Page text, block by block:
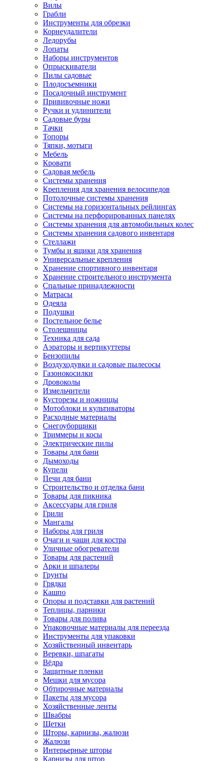
Вилы
Грабли
Инструменты для обрезки
Корнеудалители
Ледорубы
Лопаты
Наборы инструментов
Опрыскиватели
Пилы садовые
Плодосъемники
Посадочный инструмент
Прививочные ножи
Ручки и удлинители
Садовые буры
Тачки
Топоры
Тяпки, мотыги
Мебель
Кровати
Садовая мебель
Системы хранения
Крепления для хранения велосипедов
Потолочные системы хранения
Системы на горизонтальных рейлингах
Системы на перфорированных панелях
Системы хранения для автомобильных колес
Системы хранения садового инвентаря
Стеллажи
Тумбы и ящики для хранения
Универсальные крепления
Хранение спортивного инвентаря
Хранение строительного инструмента
Спальные принадлежности
Матрасы
Одеяла
Подушки
Постельное белье
Столешницы
Техника для сада
Аэраторы и вертикуттеры
Бензопилы
Воздуходувки и садовые пылесосы
Газонокосилки
Дровоколы
Измельчители
Кусторезы и ножницы
Мотоблоки и культиваторы
Расходные материалы
Снегоуборщики
Триммеры и косы
Электрические пилы
Товары для бани
Дымоходы
Купели
Печи для бани
Строительство и отделка бани
Товары для пикника
Аксессуары для гриля
Грили
Мангалы
Наборы для гриля
Очаги и чаши для костра
Уличные обогреватели
Товары для растений
Арки и шпалеры
Грунты
Грядки
Кашпо
Опоры и подставки для растений
Теплицы, парники
Товары для полива
Упаковочные материалы для переезда
Инструменты для упаковки
Хозяйственный инвентарь
Веревки, шпагаты
Вёдра
Защитные пленки
Мешки для мусора
Обтирочные материалы
Пакеты для мусора
Хозяйственные ленты
Швабры
Щетки
Шторы, карнизы, жалюзи
Жалюзи
Интерьерные шторы
Карнизы для штор